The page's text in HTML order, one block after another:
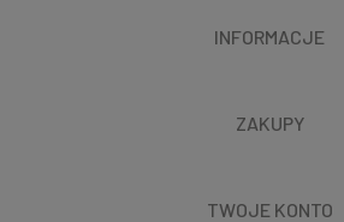
INFORMACJE
ZAKUPY
TWOJE KONTO